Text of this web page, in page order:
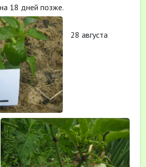
18 дней позже.
28 августа